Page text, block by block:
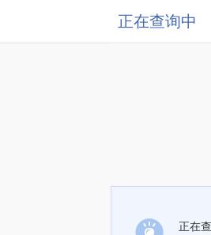
正在查询中
正在